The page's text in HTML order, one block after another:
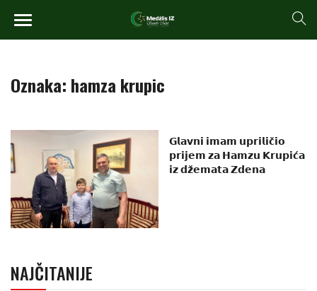
Oznaka: hamza krupic
𝗚𝗹𝗮𝘃𝗻𝗶 𝗶𝗺𝗮𝗺 𝘂𝗽𝗿𝗶𝗹𝗶𝗰̌𝗶𝗼
𝗽𝗿𝗶𝗷𝗲𝗺 𝘇𝗮 𝗛𝗮𝗺𝘇𝘂 𝗞𝗿𝘂𝗽𝗶𝗰́𝗮
𝗶𝘇 𝗱𝘇̌𝗲𝗺𝗮𝘁𝗮 𝗭𝗱𝗲𝗻𝗮
NAJČITANIJE